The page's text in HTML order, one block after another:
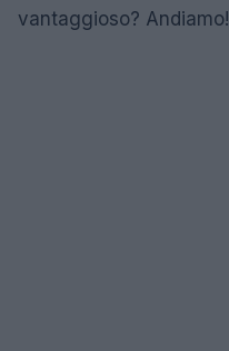
vantaggioso? Andiamo!